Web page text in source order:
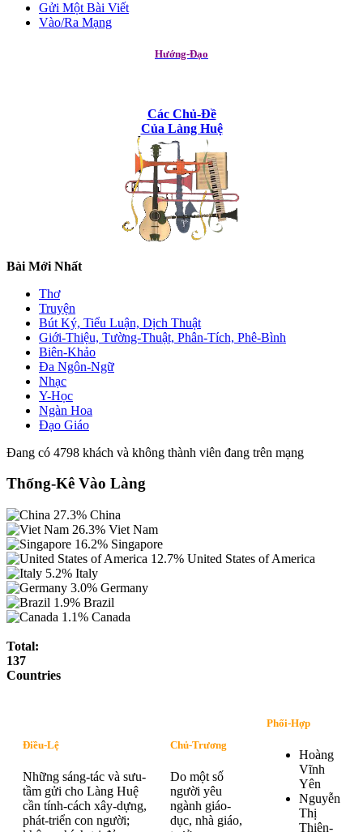
Gửi Một Bài Viết
Vào/Ra Mạng
Hướng-Đạo
Các Chủ-Đề
Của Làng Huệ
Bài Mới Nhất
Thơ
Truyện
Bút Ký, Tiểu Luận, Dịch Thuật
Giới-Thiệu, Tường-Thuật, Phân-Tích, Phê-Bình
Biên-Khảo
Đa Ngôn-Ngữ
Nhạc
Y-Học
Ngàn Hoa
Đạo Giáo
Đang có 4798 khách và không thành viên đang trên mạng
Thống-Kê Vào Làng
27.3% China
26.3% Viet Nam
16.2% Singapore
12.7% United States of America
5.2% Italy
3.0% Germany
1.9% Brazil
1.1% Canada
Total:
137
Countries
Điều-Lệ
Những sáng-tác và sưu-
tầm gửi cho Làng Huệ
cần tính-cách xây-dựng,
phát-triển con người;
Chủ-Trương
Do một số
người yêu
ngành giáo-
dục, nhà giáo,
Phối-Hợp
Hoàng
Vĩnh
Yên
Nguyễn
Thị
Thiên-